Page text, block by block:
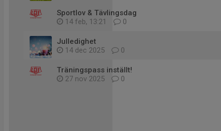
Sportlov & Tävlingsdag
14 feb, 13:21
0
Julledighet
14 dec 2025
0
Träningspass inställt!
27 nov 2025
0